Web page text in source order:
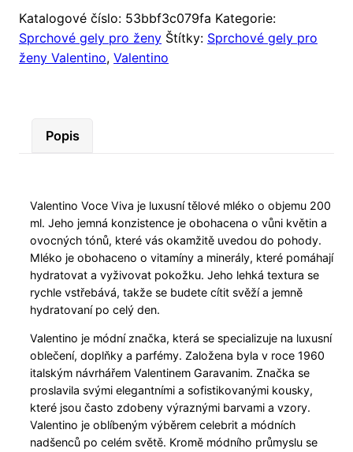
Katalogové číslo: 53bbf3c079fa Kategorie:
Sprchové gely pro ženy Štítky: Sprchové gely pro
ženy Valentino, Valentino
Popis
Valentino Voce Viva je luxusní tělové mléko o objemu 200
ml. Jeho jemná konzistence je obohacena o vůni květin a
ovocných tónů, které vás okamžitě uvedou do pohody.
Mléko je obohaceno o vitamíny a minerály, které pomáhají
hydratovat a vyživovat pokožku. Jeho lehká textura se
rychle vstřebává, takže se budete cítit svěží a jemně
hydratovaní po celý den.
Valentino je módní značka, která se specializuje na luxusní
oblečení, doplňky a parfémy. Založena byla v roce 1960
italským návrhářem Valentinem Garavanim. Značka se
proslavila svými elegantními a sofistikovanými kousky,
které jsou často zdobeny výraznými barvami a vzory.
Valentino je oblíbeným výběrem celebrit a módních
nadšenců po celém světě. Kromě módního průmyslu se